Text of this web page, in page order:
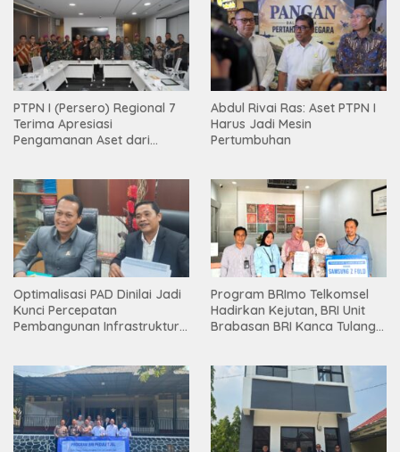
PTPN I (Persero) Regional 7
Terima Apresiasi
Pengamanan Aset dari
Abdul Rivai Ras: Aset PTPN I
Harus Jadi Mesin
Pertumbuhan
Optimalisasi PAD Dinilai Jadi
Kunci Percepatan
Pembangunan Infrastruktur
Program BRImo Telkomsel
Hadirkan Kejutan, BRI Unit
Brabasan BRI Kanca Tulang
Mesuji